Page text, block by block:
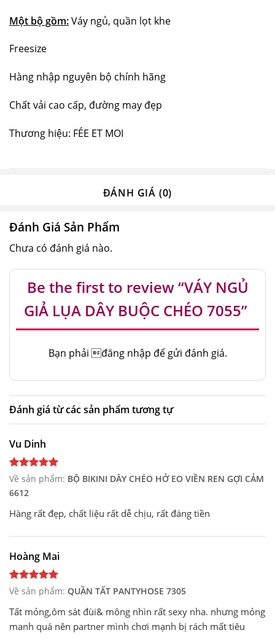
Một bộ gồm:Váy ngủ, quần lọt khe
Freesize
Hàng nhập nguyên bộ chính hãng
Chất vải cao cấp, đường may đẹp
Thương hiệu: FÉE ET MOI
ĐÁNH GIÁ (0)
Đánh Giá Sản Phẩm
Chưa có đánh giá nào.
Be the first to review “VÁY NGỦ
GIẢ LỤA DÂY BUỘC CHÉO 7055”
Bạn phải đăng nhập để gửi đánh giá.
Đánh giá từ các sản phẩm tương tự
Vu Dinh
Về sản phẩm: BỘ BIKINI DÂY CHÉO HỞ EO VIỀN REN GỢI CẢM
6612
Hàng rất đẹp, chất liệu rất dễ chịu, rất đáng tiền
Hoàng Mai
Về sản phẩm: QUẦN TẤT PANTYHOSE 7305
Tất mỏng,ôm sát đùi& mông nhìn rất sexy nha. nhưng mỏng
manh quá nên partner mình chơi mạnh bị rách mất tiêu